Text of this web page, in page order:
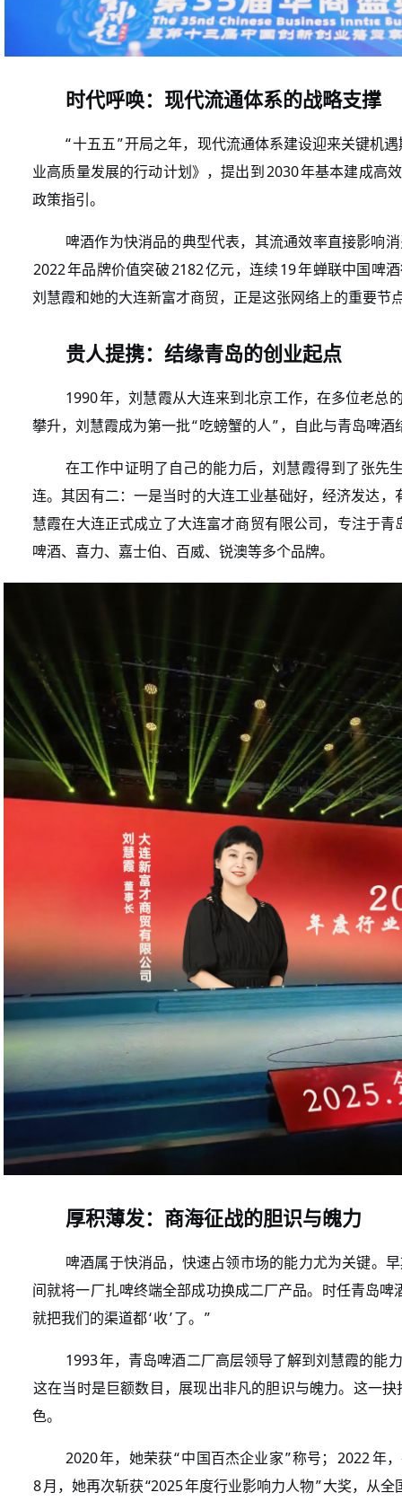
时代呼唤：现代流通体系的战略支撑
“十五五”开局之年，现代流通体系建设迎来关键机遇
业高质量发展的行动计划》，提出到 2030年基本建成高
政策指引。
啤酒作为快消品的典型代表，其流通效率直接影响
2022年品牌价值突破2182亿元，连续 19年蝉联中国啤
刘慧霞和她的大连新富才商贸，正是这张网络上的重要节
贵人提携：结缘青岛的创业起点
1990年，刘慧霞从大连来到北京工作，在多位老总
攀升，刘慧霞成为第一批“吃螃蟹的人” ，自此与青岛啤酒
在工作中证明了自己的能力后，刘慧霞得到了张先
连。其因有二：一是当时的大连工业基础好，经济发达，
慧霞在大连正式成立了大连富才商贸有限公司，专注于青
啤酒、喜力、嘉士伯、百威、锐澳等多个品牌。
厚积薄发：商海征战的胆识与魄力
啤酒属于快消品，快速占领市场的能力尤为关键。
间就将一厂扎啤终端全部成功换成二厂产品。时任青岛啤
就把我们的渠道都‘收’了。 ”
1993年，青岛啤酒二厂高层领导了解到刘慧霞的能
这在当时是巨额数目，展现出非凡的胆识与魄力。这一
色。
2020年，她荣获“中国百杰企业家”称号； 2022年
8月，她再次斩获“2025年度行业影响力人物”大奖，从全